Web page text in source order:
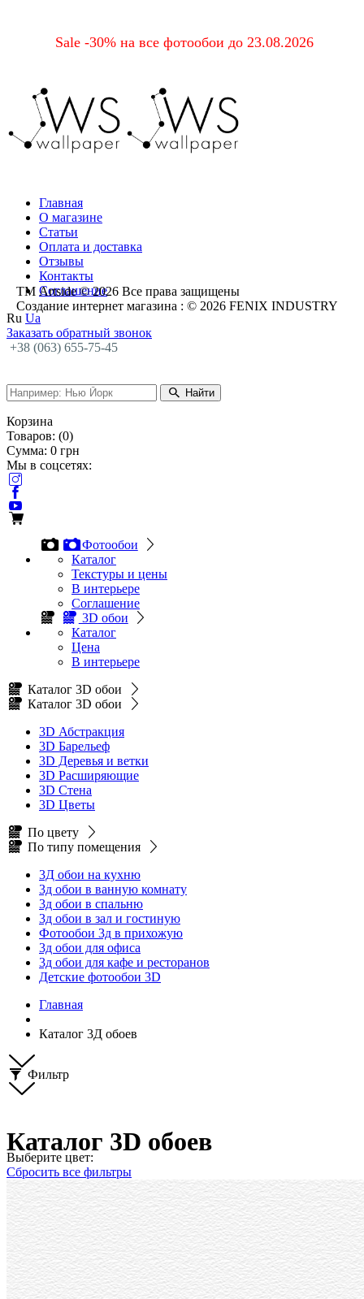
Sale -30% на все фотообои до 23.08.2026
Главная
О магазине
Статьи
Оплата и доставка
Отзывы
Контакты
Соглашение
Ru Ua
Заказать обратный звонок
+38 (063) 655-75-45
Найти
Корзина
Товаров: (0)
Сумма: 0 грн
Мы в соцсетях:
Фотообои
Каталог
Текстуры и цены
В интерьере
Соглашение
3D обои
Каталог
Цена
В интерьере
Каталог 3D обои
Каталог 3D обои
3D Абстракция
3D Барельеф
3D Деревья и ветки
3D Расширяющие
3D Стена
3D Цветы
По цвету
По типу помещения
3Д обои на кухню
3д обои в ванную комнату
3д обои в спальню
3д обои в зал и гостиную
Фотообои 3д в прихожую
3д обои для офиса
3д обои для кафе и ресторанов
Детские фотообои 3D
Главная
Каталог 3Д обоев
Фильтр
Каталог 3D обоев
Выберите цвет:
Сбросить все фильтры
ТМ Artside © 2026 Все права защищены
Создание интернет магазина : © 2026 FENIX INDUSTRY